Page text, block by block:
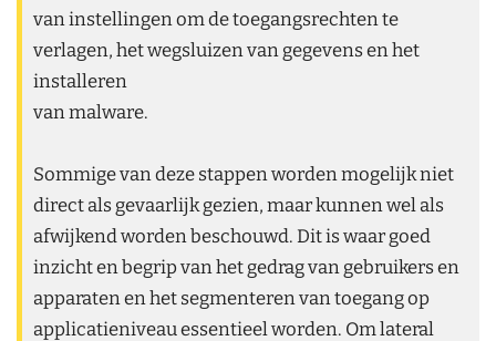
van instellingen om de toegangsrechten te
verlagen, het wegsluizen van gegevens en het
installeren
van malware.
Sommige van deze stappen worden mogelijk niet
direct als gevaarlijk gezien, maar kunnen wel als
afwijkend worden beschouwd. Dit is waar goed
inzicht en begrip van het gedrag van gebruikers en
apparaten en het segmenteren van toegang op
applicatieniveau essentieel worden. Om lateral